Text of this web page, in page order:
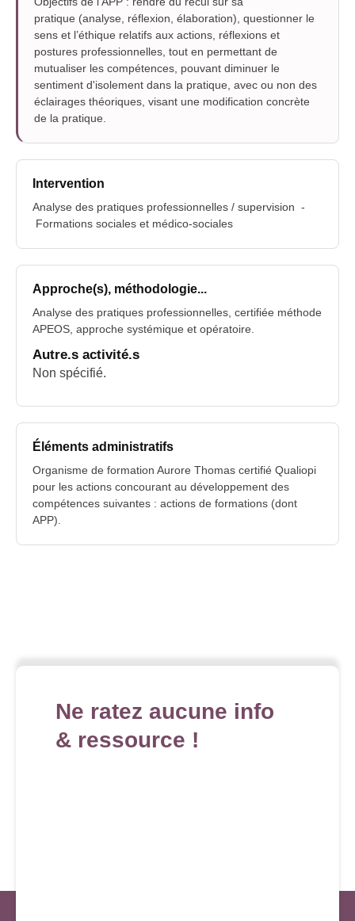
pratique (analyse, réflexion, élaboration), questionner le
sens et l’éthique relatifs aux actions, réflexions et
postures professionnelles, tout en permettant de
mutualiser les compétences, pouvant diminuer le
sentiment d'isolement dans la pratique, avec ou non des
éclairages théoriques, visant une modification concrète
de la pratique.
Intervention
Analyse des pratiques professionnelles / supervision -
Formations sociales et médico-sociales
Approche(s), méthodologie...
Analyse des pratiques professionnelles, certifiée méthode
APEOS, approche systémique et opératoire.
Autre.s activité.s
Non spécifié.
Éléments administratifs
Organisme de formation Aurore Thomas certifié Qualiopi
pour les actions concourant au développement des
compétences suivantes : actions de formations (dont
APP).
Ne ratez aucune info
& ressource !